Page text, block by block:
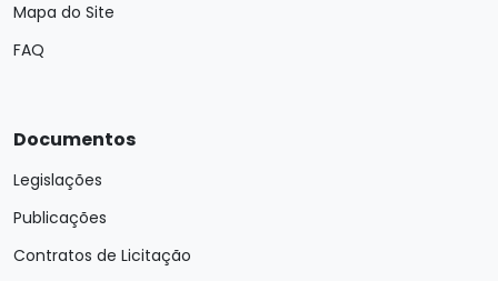
Mapa do Site
FAQ
Documentos
Legislações
Publicações
Contratos de Licitação